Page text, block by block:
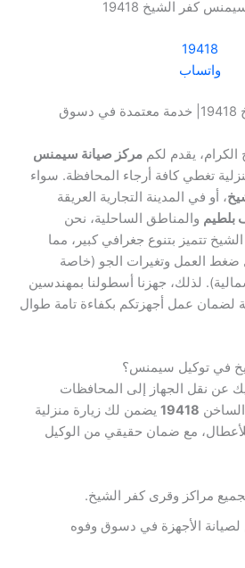
19418
واتساب
صيانة سيمنس كفر الشيخ 19418| خدمة معتمدة في دسوق
يقدم لكم مركز صيانة سيمنس
تغطي كافة أرجاء المحافظة. سواء
، أو في المدينة التجارية العريقة
بلطيم والمناطق الساحلية، نحن
تتميز بتنوع جغرافي كبير، مما
ضغط العمل وتغيرات الجو (خاصة
لذلك، جهزنا أسطولنا بمهندسين
لضمان عمل أجهزتكم بكفاءة تامة طوال
في توكيل سيمنس؟
عن نقل الجهاز إلى المحافظات
19418 يضمن لك زيارة منزلية
مع ضمان حقيقي من الوكيل
مراكز وقرى كفر الشيخ.
الأجهزة في دسوق وفوه